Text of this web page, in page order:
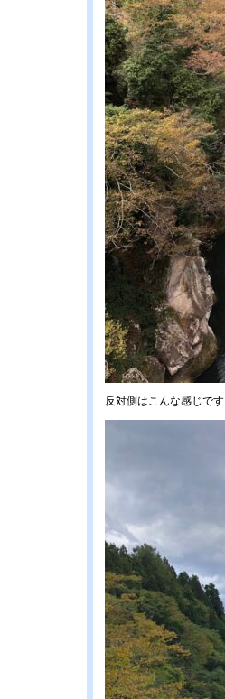
反対側はこんな感じです